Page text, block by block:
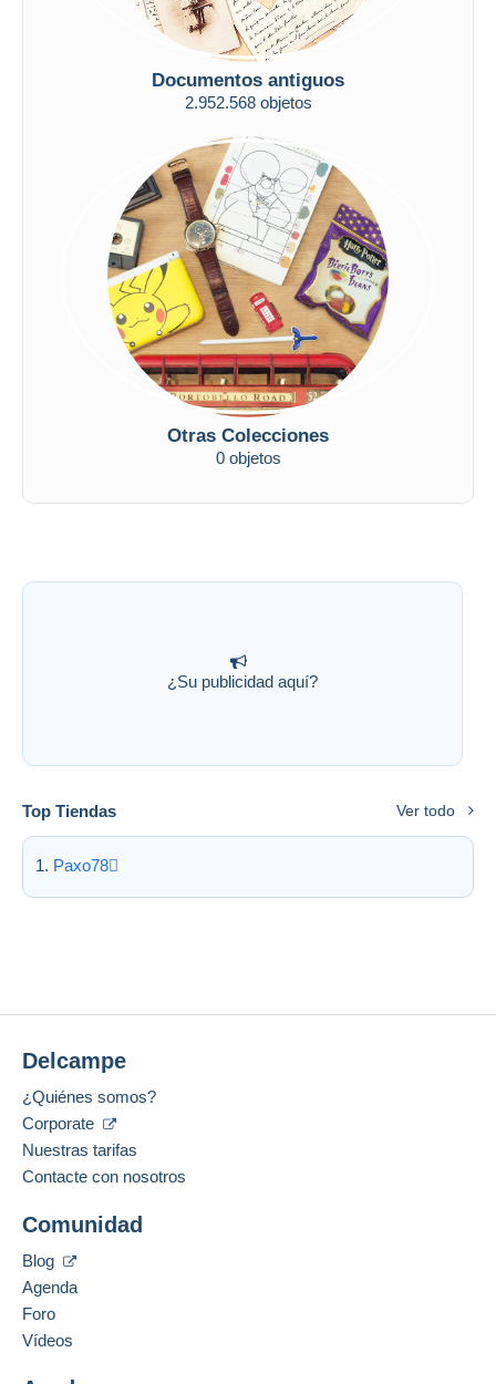
¿Su publicidad aquí?
Top Tiendas Ver todo
Paxo78
Documentos antiguos
2.952.568 objetos
Otras Colecciones
0 objetos
Delcampe
¿Quiénes somos?
Corporate
Nuestras tarifas
Contacte con nosotros
Comunidad
Blog
Agenda
Foro
Vídeos